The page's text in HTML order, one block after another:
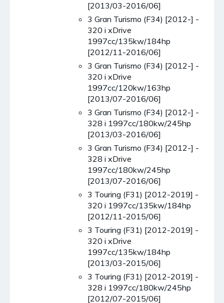
[2013/03-2016/06]
3 Gran Turismo (F34) [2012-] -
320 i xDrive
1997cc/135kw/184hp
[2012/11-2016/06]
3 Gran Turismo (F34) [2012-] -
320 i xDrive
1997cc/120kw/163hp
[2013/07-2016/06]
3 Gran Turismo (F34) [2012-] -
328 i 1997cc/180kw/245hp
[2013/03-2016/06]
3 Gran Turismo (F34) [2012-] -
328 i xDrive
1997cc/180kw/245hp
[2013/07-2016/06]
3 Touring (F31) [2012-2019] -
320 i 1997cc/135kw/184hp
[2012/11-2015/06]
3 Touring (F31) [2012-2019] -
320 i xDrive
1997cc/135kw/184hp
[2013/03-2015/06]
3 Touring (F31) [2012-2019] -
328 i 1997cc/180kw/245hp
[2012/07-2015/06]